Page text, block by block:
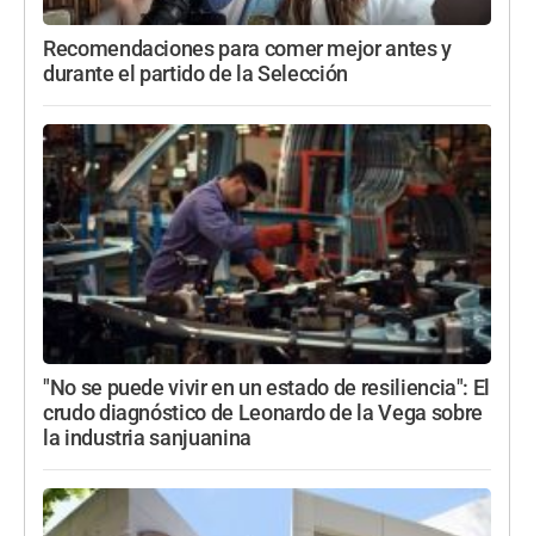
Recomendaciones para comer mejor antes y
durante el partido de la Selección
"No se puede vivir en un estado de resiliencia": El
crudo diagnóstico de Leonardo de la Vega sobre
la industria sanjuanina